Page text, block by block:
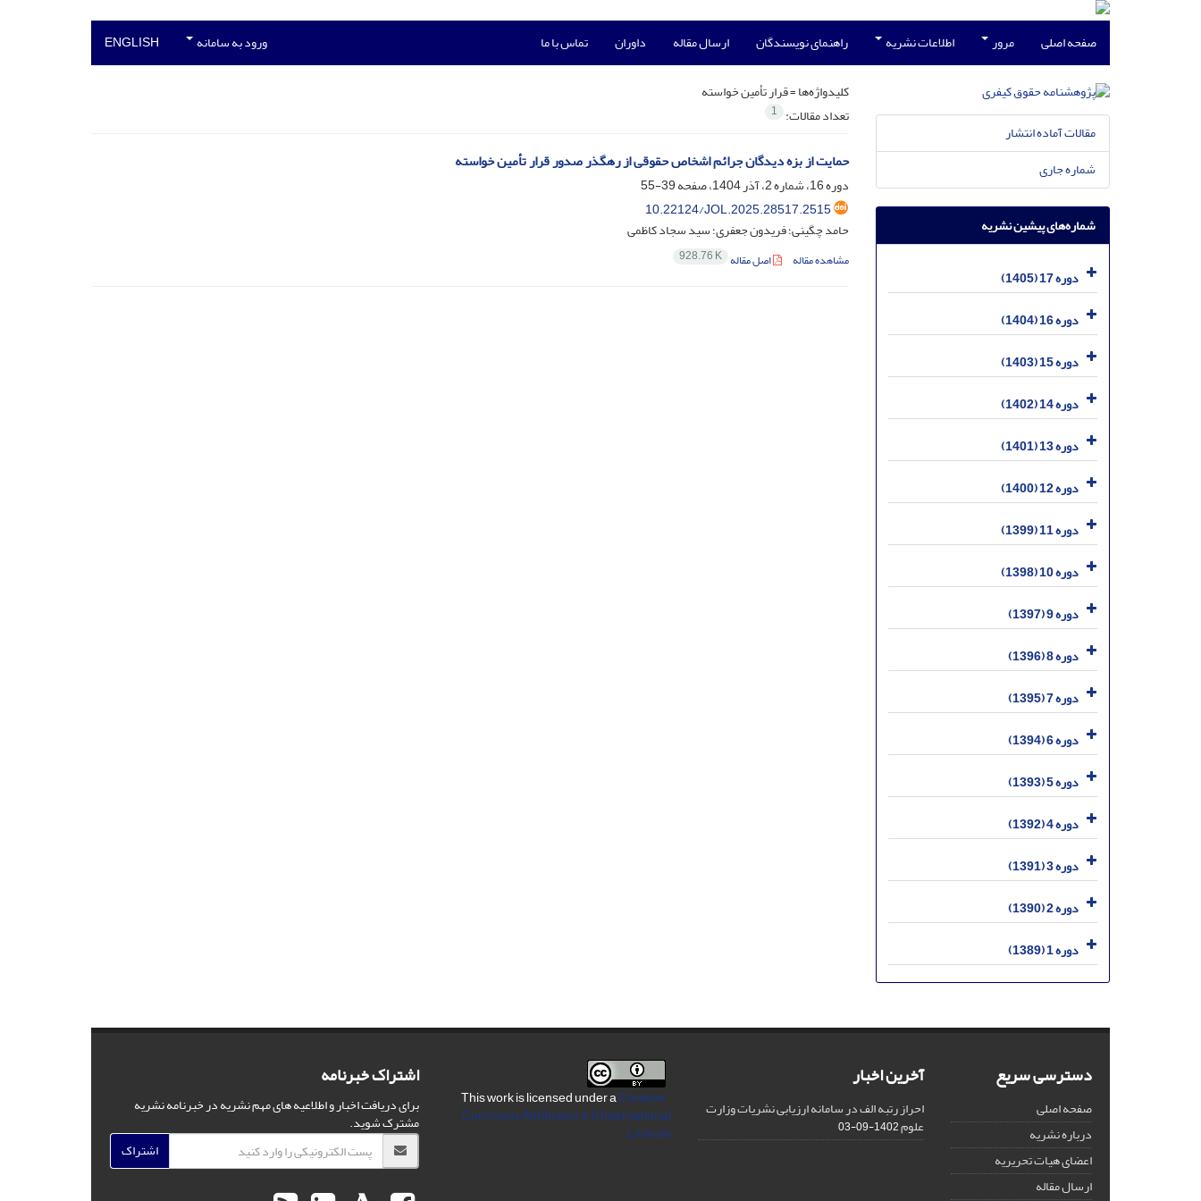
صفحه اصلی مرور اطلاعات نشریه راهنمای نویسندگان ارسال مقاله داوران تماس با ما ورود به سامانه ENGLISH
کلیدواژه‌ها =قرار تأمین خواسته
تعداد مقالات: 1
حمایت از بزه دیدگان جرائم اشخاص حقوقی از رهگذر صدور قرار تأمین خواسته
دوره 16، شماره 2، آذر 1404، صفحه
39-55
10.22124/JOL.2025.28517.2515
حامد چگینی؛ فریدون جعفری؛ سید سجاد کاظمی
مشاهده مقاله اصل مقاله 928.76 K
مقالات آماده انتشار
شماره جاری
شماره‌های پیشین نشریه
دوره 17 (1405)
دوره 16 (1404)
دوره 15 (1403)
دوره 14 (1402)
دوره 13 (1401)
دوره 12 (1400)
دوره 11 (1399)
دوره 10 (1398)
دوره 9 (1397)
دوره 8 (1396)
دوره 7 (1395)
دوره 6 (1394)
دوره 5 (1393)
دوره 4 (1392)
دوره 3 (1391)
دوره 2 (1390)
دوره 1 (1389)
دسترسی سریع
صفحه اصلی
درباره نشریه
اعضای هیات تحریریه
ارسال مقاله
آخرین اخبار
احراز رتبه الف در سامانه ارزیابی نشریات وزارت
علوم1402-09-03
Creative
Commons Attribution 4.0 International
License
اشتراک خبرنامه
برای دریافت اخبار و اطلاعیه های مهم نشریه در خبرنامه نشریه
مشترک شوید.
اشتراک